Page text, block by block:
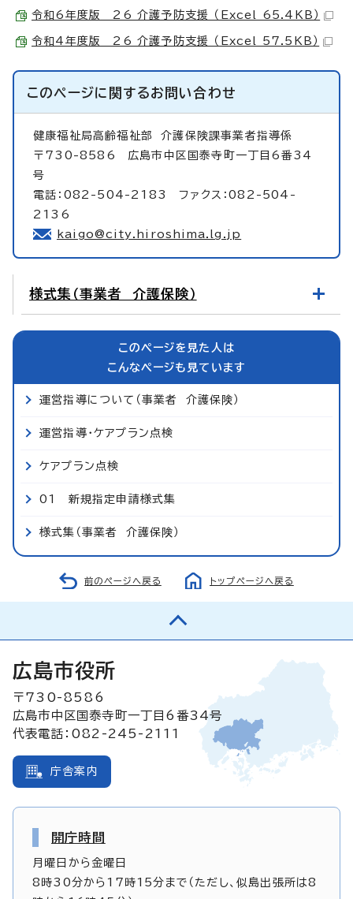
令和6年度版 26 介護予防支援 （Excel 65.4KB）
令和4年度版 26 介護予防支援 （Excel 57.5KB）
このページに関するお問い合わせ
健康福祉局高齢福祉部介護保険課事業者指導係
〒730-8586 広島市中区国泰寺町一丁目6番34
号
電話：082-504-2183 ファクス：082-504-
2136
kaigo@city.hiroshima.lg.jp
様式集（事業者 介護保険）
このページを見た人は
こんなページも見ています
運営指導について（事業者 介護保険）
運営指導・ケアプラン点検
ケアプラン点検
01 新規指定申請様式集
様式集（事業者 介護保険）
前のページへ戻る トップページへ戻る
広島市役所
〒730-8586
広島市中区国泰寺町一丁目6番34号
代表電話：082-245-2111
庁舎案内
開庁時間
月曜日から金曜日
8時30分から17時15分まで（ただし、似島出張所は8